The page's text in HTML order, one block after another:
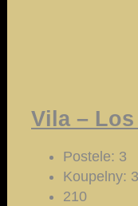
Vila –
Postele: 3
Koupelny: 3
210